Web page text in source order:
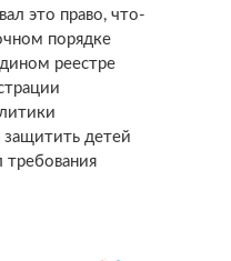
это право, что-
порядке
реестре
защитить детей